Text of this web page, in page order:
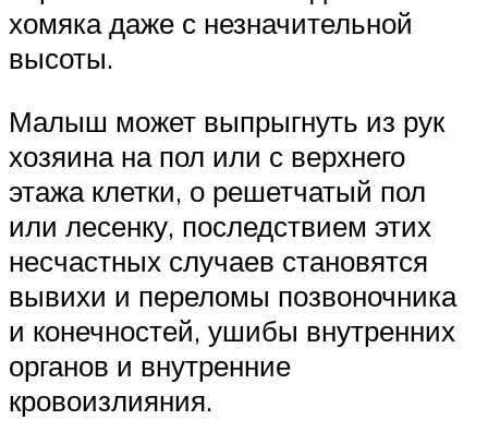
хомяка даже с незначительной
высоты.
Малыш может выпрыгнуть из рук
хозяина на пол или с верхнего
этажа клетки, о решетчатый пол
или лесенку, последствием этих
несчастных случаев становятся
вывихи и переломы позвоночника
и конечностей, ушибы внутренних
органов и внутренние
кровоизлияния.